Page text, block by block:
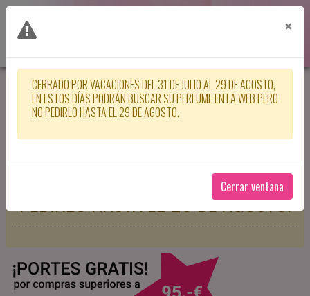
CERRADO POR VACACIONES DEL 31
DE JULIO AL 29 DE AGOSTO, EN
ESTOS DÍAS PODRÁN BUSCAR SU
PERFUME EN LA WEB PERO NO
PEDIRLO HASTA EL 29 DE AGOSTO.
×
CERRADO POR VACACIONES DEL 31 DE JULIO AL 29 DE AGOSTO,
EN ESTOS DÍAS PODRÁN BUSCAR SU PERFUME EN LA WEB PERO
NO PEDIRLO HASTA EL 29 DE AGOSTO.
Cerrar ventana